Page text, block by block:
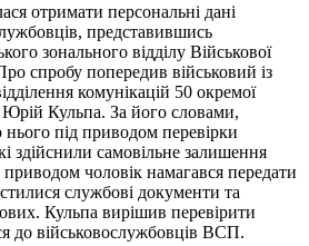
отримати персональні дані
представившись
зонального відділу Військової
спробу попередив військовий із
комунікацій 50 окремої
Юрій Кульпа. За його словами,
під приводом перевірки
здійснили самовільне залишення
чоловік намагався передати
службові документи та
Кульпа вирішив перевірити
до військовослужбовців ВСП.